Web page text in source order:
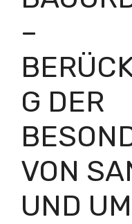
–
G DER
VON
UND